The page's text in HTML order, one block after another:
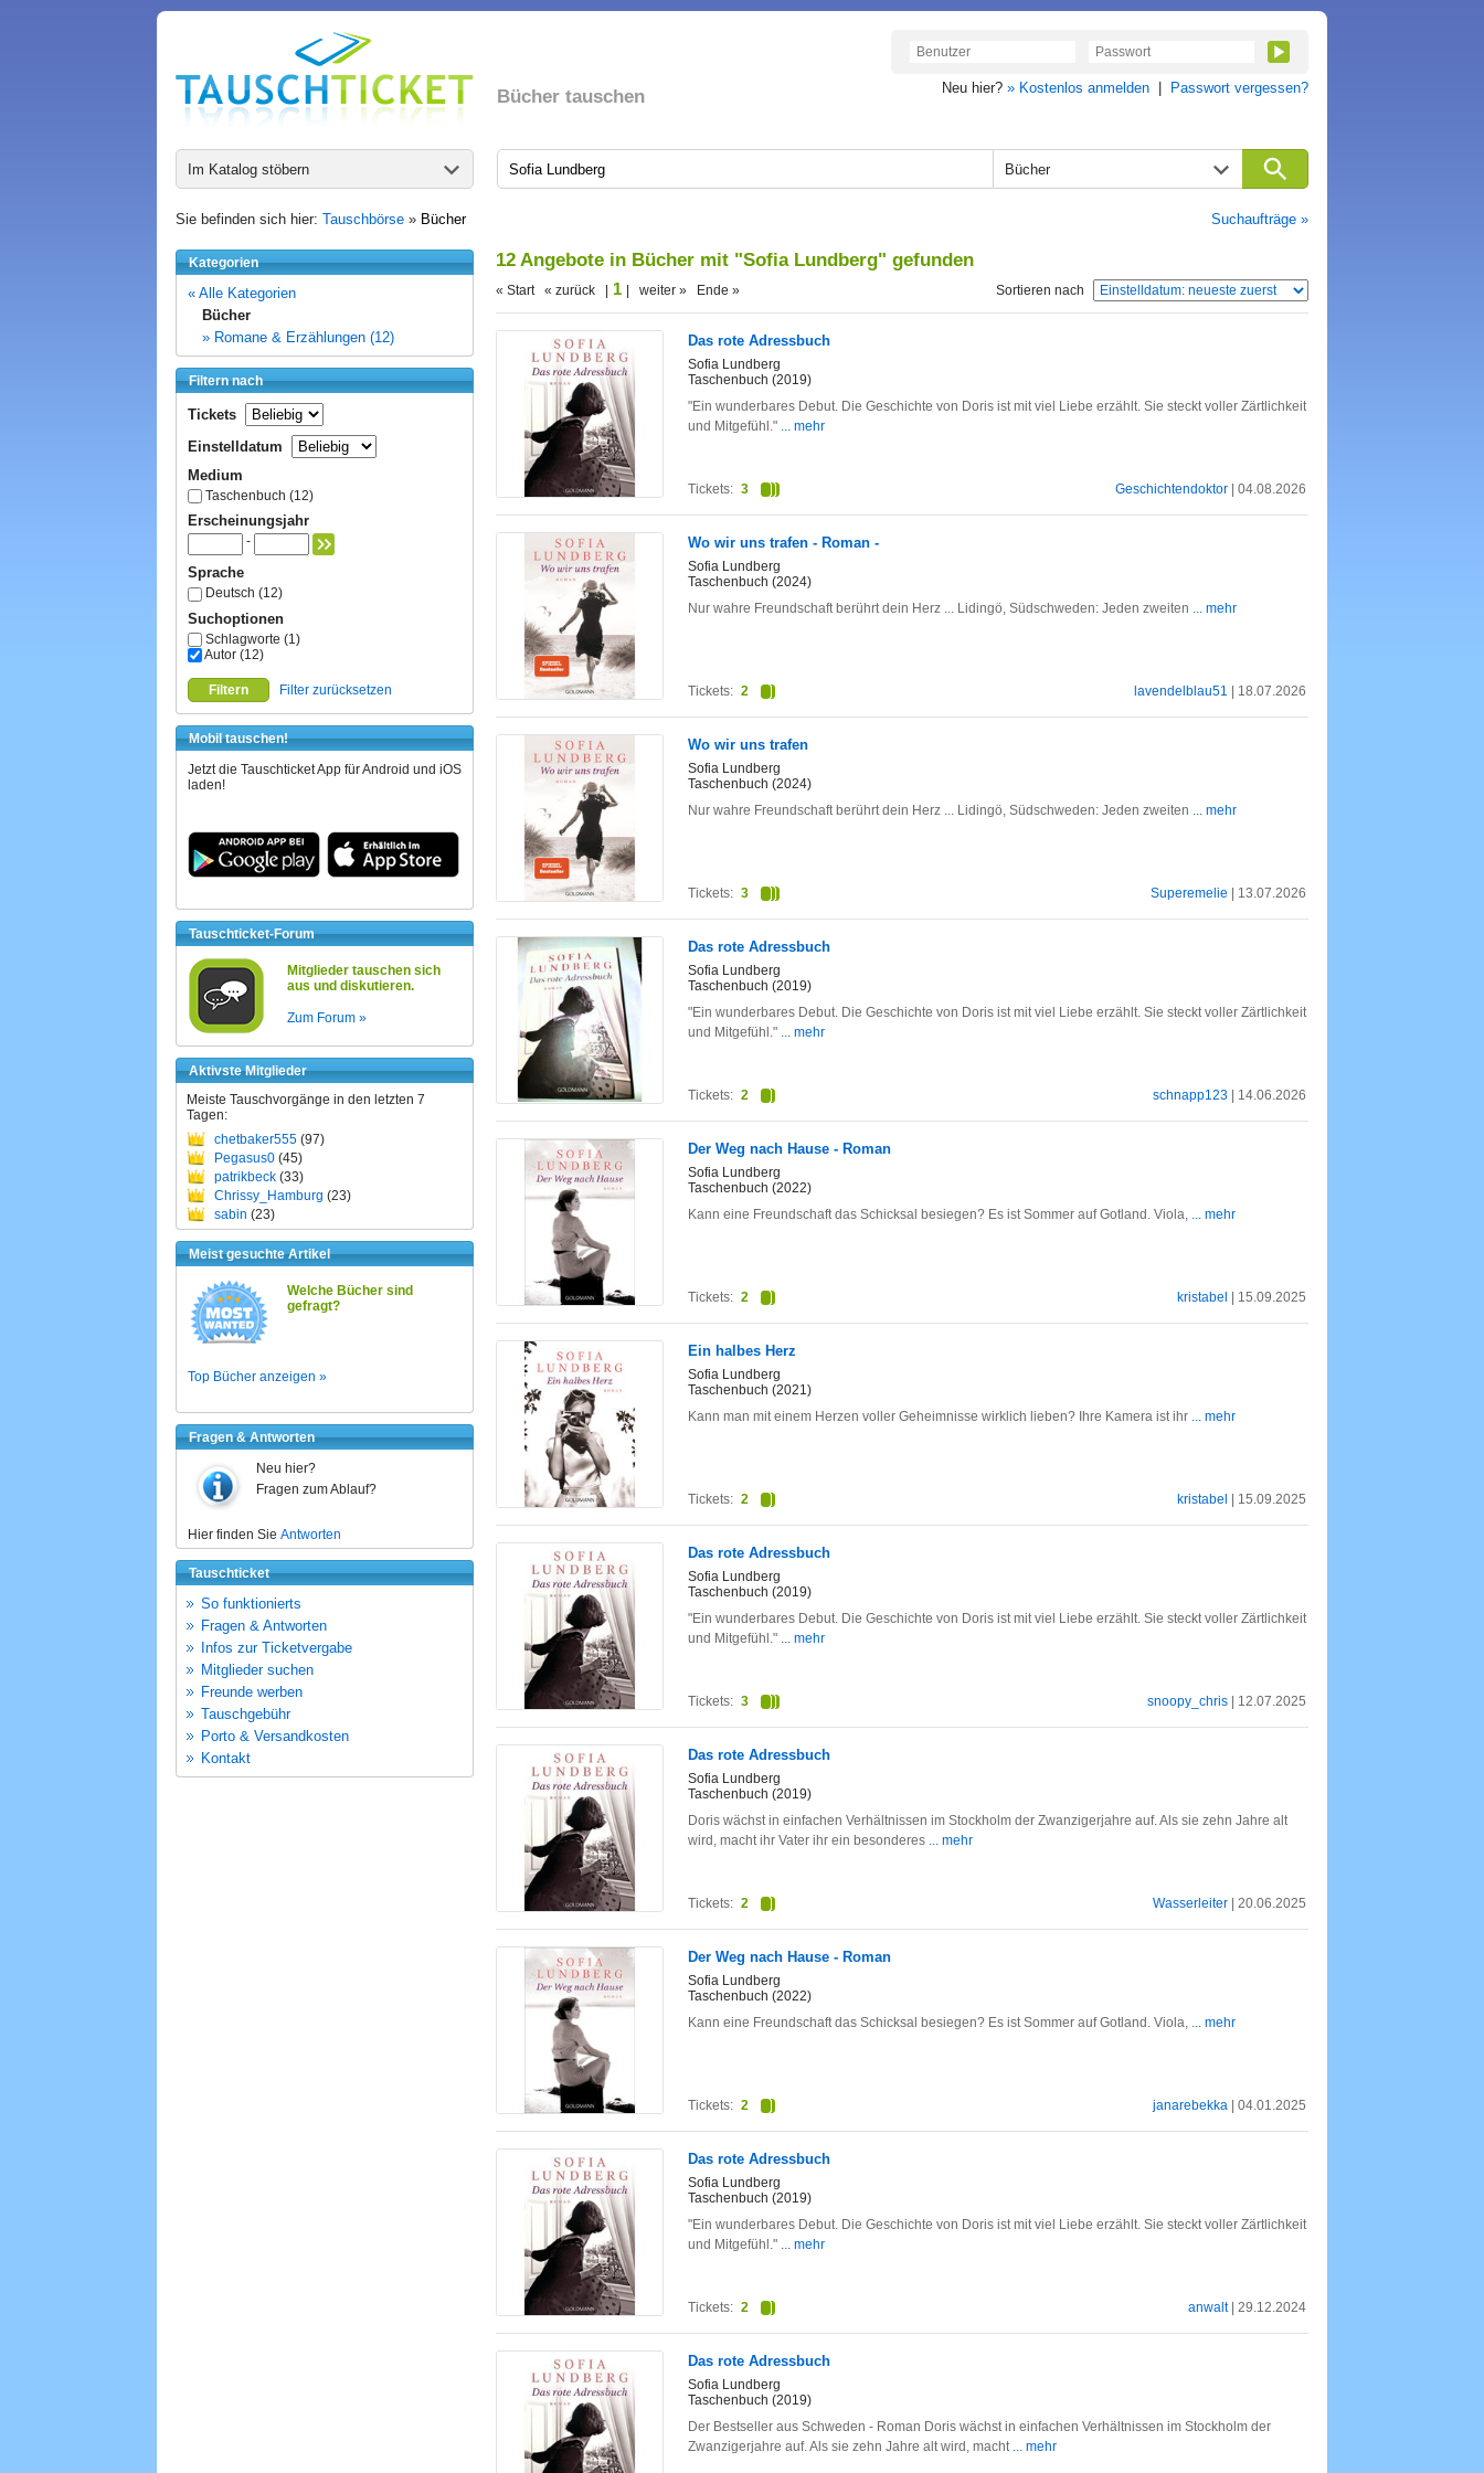
Bücher tauschen Neu hier? » Kostenlos anmelden Passwort vergessen?
Im Katalog stöbern Bücher
Sie befinden sich hier: Tauschbörse » Bücher Suchaufträge »
Kategorien
« Alle Kategorien
Bücher
» Romane & Erzählungen (12)
Filtern nach
Tickets
Einstelldatum
Medium
Taschenbuch (12)
Erscheinungsjahr
-
Sprache
Deutsch (12)
Suchoptionen
Schlagworte (1)
Autor (12)
Filtern Filter zurücksetzen
Mobil tauschen!
Jetzt die Tauschticket App für Android und iOS
laden!
Tauschticket-Forum
Mitglieder tauschen sich
aus und diskutieren.
Zum Forum »
Aktivste Mitglieder
Meiste Tauschvorgänge in den letzten 7
Tagen:
chetbaker555 (97)
Pegasus0 (45)
patrikbeck (33)
Chrissy_Hamburg (23)
sabin (23)
Meist gesuchte Artikel
Welche Bücher sind
gefragt?
Top Bücher anzeigen »
Fragen & Antworten
Neu hier?
Fragen zum Ablauf?
Hier finden Sie Antworten
Tauschticket
So funktionierts
Fragen & Antworten
Infos zur Ticketvergabe
Mitglieder suchen
Freunde werben
Tauschgebühr
Porto & Versandkosten
Kontakt
12 Angebote in Bücher mit "Sofia Lundberg" gefunden
« Start « zurück | 1 | weiter » Ende » Sortieren nach
Das rote Adressbuch
Sofia Lundberg
Taschenbuch (2019)
"Ein wunderbares Debut. Die Geschichte von Doris ist mit viel Liebe erzählt. Sie steckt voller Zärtlichkeit
und Mitgefühl." ... mehr
Geschichtendoktor | 04.08.2026
Tickets: 3
Wo wir uns trafen - Roman -
Sofia Lundberg
Taschenbuch (2024)
Nur wahre Freundschaft berührt dein Herz ... Lidingö, Südschweden: Jeden zweiten ... mehr
lavendelblau51 | 18.07.2026
Tickets: 2
Wo wir uns trafen
Sofia Lundberg
Taschenbuch (2024)
Nur wahre Freundschaft berührt dein Herz ... Lidingö, Südschweden: Jeden zweiten ... mehr
Superemelie | 13.07.2026
Tickets: 3
Das rote Adressbuch
Sofia Lundberg
Taschenbuch (2019)
"Ein wunderbares Debut. Die Geschichte von Doris ist mit viel Liebe erzählt. Sie steckt voller Zärtlichkeit
und Mitgefühl." ... mehr
schnapp123 | 14.06.2026
Tickets: 2
Der Weg nach Hause - Roman
Sofia Lundberg
Taschenbuch (2022)
Kann eine Freundschaft das Schicksal besiegen? Es ist Sommer auf Gotland. Viola, ... mehr
kristabel | 15.09.2025
Tickets: 2
Ein halbes Herz
Sofia Lundberg
Taschenbuch (2021)
Kann man mit einem Herzen voller Geheimnisse wirklich lieben? Ihre Kamera ist ihr ... mehr
kristabel | 15.09.2025
Tickets: 2
Das rote Adressbuch
Sofia Lundberg
Taschenbuch (2019)
"Ein wunderbares Debut. Die Geschichte von Doris ist mit viel Liebe erzählt. Sie steckt voller Zärtlichkeit
und Mitgefühl." ... mehr
snoopy_chris | 12.07.2025
Tickets: 3
Das rote Adressbuch
Sofia Lundberg
Taschenbuch (2019)
Doris wächst in einfachen Verhältnissen im Stockholm der Zwanzigerjahre auf. Als sie zehn Jahre alt
wird, macht ihr Vater ihr ein besonderes ... mehr
Wasserleiter | 20.06.2025
Tickets: 2
Der Weg nach Hause - Roman
Sofia Lundberg
Taschenbuch (2022)
Kann eine Freundschaft das Schicksal besiegen? Es ist Sommer auf Gotland. Viola, ... mehr
janarebekka | 04.01.2025
Tickets: 2
Das rote Adressbuch
Sofia Lundberg
Taschenbuch (2019)
"Ein wunderbares Debut. Die Geschichte von Doris ist mit viel Liebe erzählt. Sie steckt voller Zärtlichkeit
und Mitgefühl." ... mehr
anwalt| 29.12.2024
Tickets: 2
Das rote Adressbuch
Sofia Lundberg
Taschenbuch (2019)
Der Bestseller aus Schweden - Roman Doris wächst in einfachen Verhältnissen im Stockholm der
Zwanzigerjahre auf. Als sie zehn Jahre alt wird, macht ... mehr